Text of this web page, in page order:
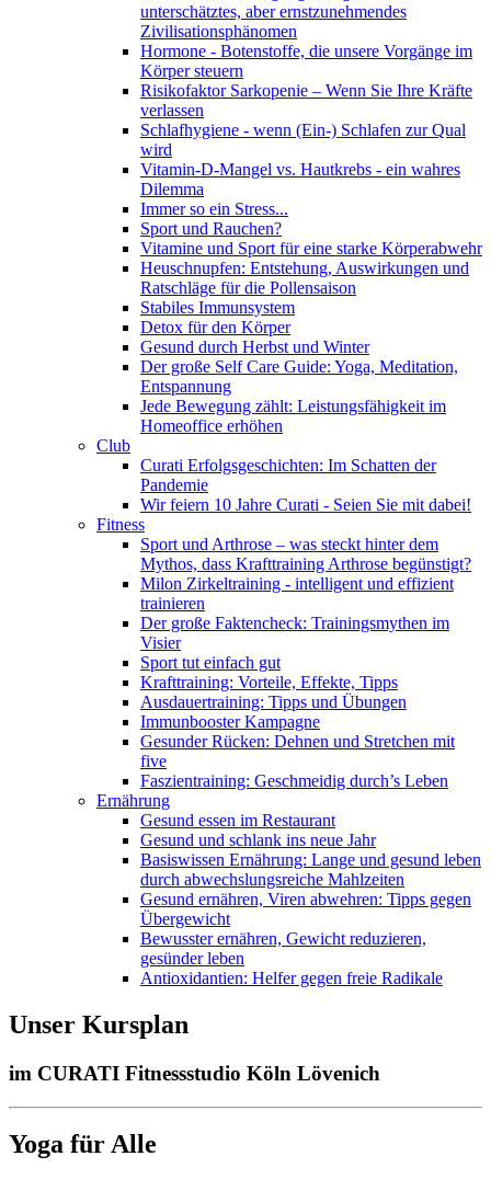
unterschätztes, aber ernstzunehmendes
Zivilisationsphänomen
Hormone - Botenstoffe, die unsere Vorgänge im
Körper steuern
Risikofaktor Sarkopenie – Wenn Sie Ihre Kräfte
verlassen
Schlafhygiene - wenn (Ein-) Schlafen zur Qual
wird
Vitamin-D-Mangel vs. Hautkrebs - ein wahres
Dilemma
Immer so ein Stress...
Sport und Rauchen?
Vitamine und Sport für eine starke Körperabwehr
Heuschnupfen: Entstehung, Auswirkungen und
Ratschläge für die Pollensaison
Stabiles Immunsystem
Detox für den Körper
Gesund durch Herbst und Winter
Der große Self Care Guide: Yoga, Meditation,
Entspannung
Jede Bewegung zählt: Leistungsfähigkeit im
Homeoffice erhöhen
Club
Curati Erfolgsgeschichten: Im Schatten der
Pandemie
Wir feiern 10 Jahre Curati - Seien Sie mit dabei!
Fitness
Sport und Arthrose – was steckt hinter dem
Mythos, dass Krafttraining Arthrose begünstigt?
Milon Zirkeltraining - intelligent und effizient
trainieren
Der große Faktencheck: Trainingsmythen im
Visier
Sport tut einfach gut
Krafttraining: Vorteile, Effekte, Tipps
Ausdauertraining: Tipps und Übungen
Immunbooster Kampagne
Gesunder Rücken: Dehnen und Stretchen mit
five
Faszientraining: Geschmeidig durch’s Leben
Ernährung
Gesund essen im Restaurant
Gesund und schlank ins neue Jahr
Basiswissen Ernährung: Lange und gesund leben
durch abwechslungsreiche Mahlzeiten
Gesund ernähren, Viren abwehren: Tipps gegen
Übergewicht
Bewusster ernähren, Gewicht reduzieren,
gesünder leben
Antioxidantien: Helfer gegen freie Radikale
Unser Kursplan
im CURATI Fitnessstudio Köln Lövenich
Yoga für Alle